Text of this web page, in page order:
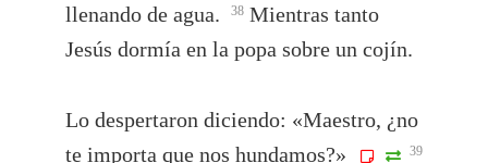
llenando de agua.
38 Mientras tanto
Jesús dormía en la popa sobre un cojín.
Lo despertaron diciendo: «Maestro, ¿no
te importa que nos hundamos?»
39